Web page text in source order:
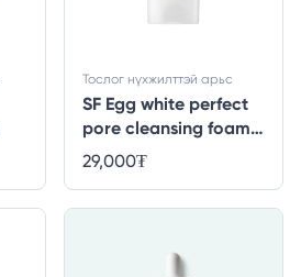
SF Egg white perfect
pore cleansing foam -
150ml
Тослог нүхжилттэй арьс
29,000₮